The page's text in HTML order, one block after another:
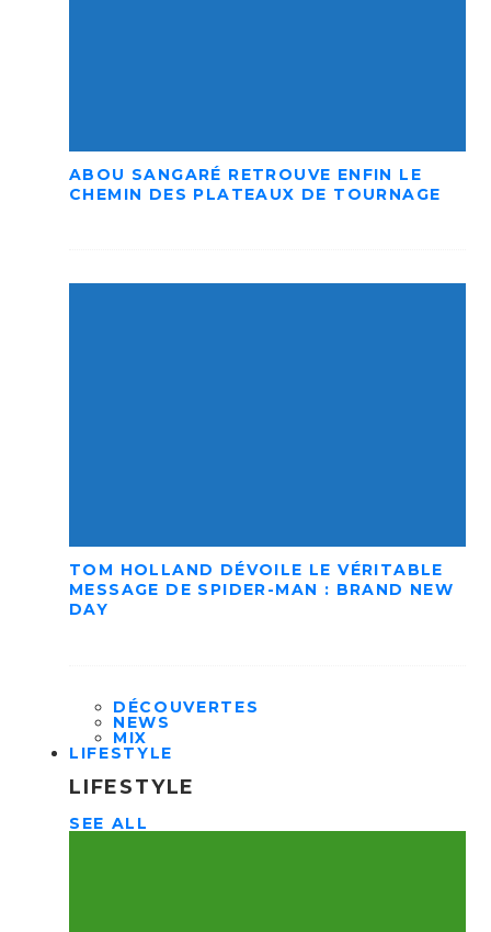
ABOU SANGARÉ RETROUVE ENFIN LE
CHEMIN DES PLATEAUX DE TOURNAGE
TOM HOLLAND DÉVOILE LE VÉRITABLE
MESSAGE DE SPIDER-MAN : BRAND NEW
DAY
DÉCOUVERTES
NEWS
MIX
LIFESTYLE
LIFESTYLE
SEE ALL